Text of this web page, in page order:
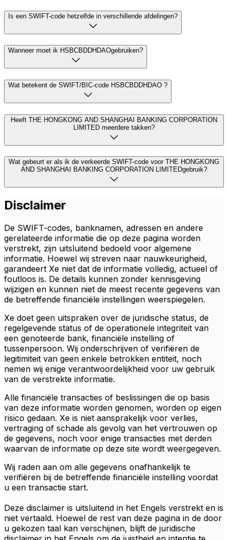
Is een SWIFT-code hetzelfde in verschillende afdelingen?
Wanneer moet ik HSBCBDDHDAOgebruiken?
Wat betekent de SWIFT/BIC-code HSBCBDDHDAO ?
Heeft THE HONGKONG AND SHANGHAI BANKING CORPORATION
LIMITED meerdere takken?
Wat gebeurt er als ik de verkeerde SWIFT-code voor THE HONGKONG
AND SHANGHAI BANKING CORPORATION LIMITEDgebruik?
Disclaimer
De SWIFT-codes, banknamen, adressen en andere
gerelateerde informatie die op deze pagina worden
verstrekt, zijn uitsluitend bedoeld voor algemene
informatie. Hoewel wij streven naar nauwkeurigheid,
garandeert Xe niet dat de informatie volledig, actueel of
foutloos is. De details kunnen zonder kennisgeving
wijzigen en kunnen niet de meest recente gegevens van
de betreffende financiële instellingen weerspiegelen.
Xe doet geen uitspraken over de juridische status, de
regelgevende status of de operationele integriteit van
een genoteerde bank, financiële instelling of
tussenpersoon. Wij onderschrijven of verifiëren de
legitimiteit van geen enkele betrokken entiteit, noch
nemen wij enige verantwoordelijkheid voor uw gebruik
van de verstrekte informatie.
Alle financiële transacties of beslissingen die op basis
van deze informatie worden genomen, worden op eigen
risico gedaan. Xe is niet aansprakelijk voor verlies,
vertraging of schade als gevolg van het vertrouwen op
de gegevens, noch voor enige transacties met derden
waarvan de informatie op deze site wordt weergegeven.
Wij raden aan om alle gegevens onafhankelijk te
verifiëren bij de betreffende financiële instelling voordat
u een transactie start.
Deze disclaimer is uitsluitend in het Engels verstrekt en is
niet vertaald. Hoewel de rest van deze pagina in de door
u gekozen taal kan verschijnen, blijft de juridische